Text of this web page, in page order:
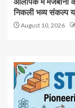
निकली भव्य संकल्प
August 10, 2026